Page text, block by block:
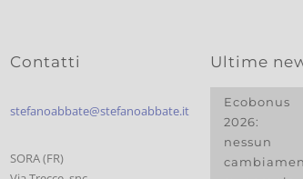
Contatti
stefanoabbate@stefanoabbate.it
SORA (FR)
Ultime
Ecobonus
2026:
nessun